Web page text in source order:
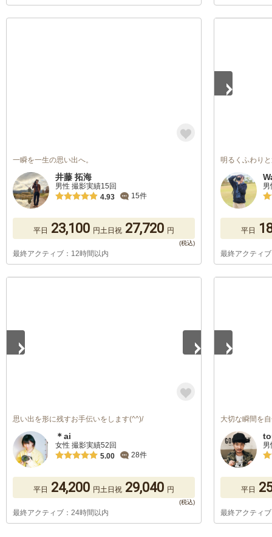
一瞬を一生の思い出へ。
井藤 拓海
男性 撮影実績15回
4.93
15件
平日 23,100 円土日祝 27,720 円
最終アクティブ：12時間以内
明るくふわり
平日
最終アクティ
思い出を形に残すお手伝いをします(^^)/
＊ai
女性 撮影実績52回
5.00
28件
平日 24,200 円土日祝 29,040 円
最終アクティブ：24時間以内
大切な瞬間を
平日
最終アクティ